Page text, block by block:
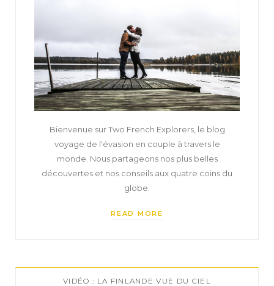
Bienvenue sur Two French Explorers, le blog
voyage de l'évasion en couple à travers le
monde. Nous partageons nos plus belles
découvertes et nos conseils aux quatre coins du
globe.
READ MORE
VIDÉO : LA FINLANDE VUE DU CIEL